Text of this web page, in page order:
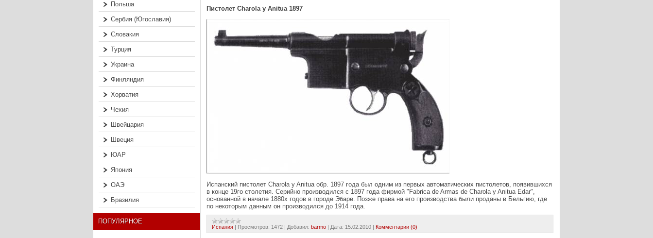
Польша
Сербия (Югославия)
Словакия
Турция
Украина
Финляндия
Хорватия
Чехия
Швейцария
Швеция
ЮАР
Япония
ОАЭ
Бразилия
ПОПУЛЯРНОЕ
Пистолет Charola y Anitua 1897
Испанский пистолет Charola y Anitua обр. 1897 года был одним из первых автоматических пистолетов, появившихся
в конце 19го столетия. Серийно производился с 1897 года фирмой "Fabrica de Armas de Charola y Anitua Edar",
основанной в начале 1880х годов в городе Эбаре. Позже права на его производства были проданы в Бельгию, где
по некоторым данным он производился до 1914 года.
Испания | Просмотров: 1472 | Добавил: barmo | Дата: 15.02.2010 | Комментарии (0)